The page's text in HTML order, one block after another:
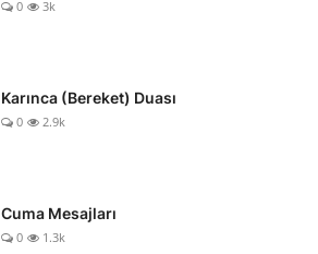
0 3k
Karınca (Bereket) Duası
0 2.9k
Cuma Mesajları
0 1.3k